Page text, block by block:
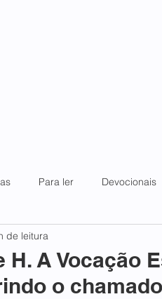
Para ler Devocionais
H. A Vocação
o
de leitura